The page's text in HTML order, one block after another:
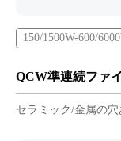
QCW準連続ファ
150/1500W-600/
セラミック/金属の